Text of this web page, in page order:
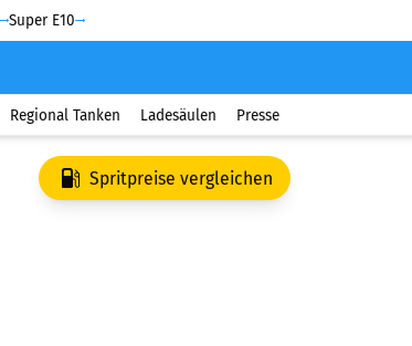
Super E10
Regional Tanken Ladesäulen Presse
Spritpreise vergleichen